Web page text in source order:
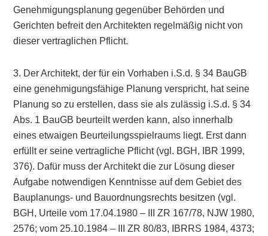
Genehmigungsplanung gegenüber Behörden und
Gerichten befreit den Architekten regelmäßig nicht von
dieser vertraglichen Pflicht.
3. Der Architekt, der für ein Vorhaben i.S.d. § 34 BauGB
eine genehmigungsfähige Planung verspricht, hat seine
Planung so zu erstellen, dass sie als zulässig i.S.d. § 34
Abs. 1 BauGB beurteilt werden kann, also innerhalb
eines etwaigen Beurteilungsspielraums liegt. Erst dann
erfüllt er seine vertragliche Pflicht (vgl. BGH, IBR 1999,
376). Dafür muss der Architekt die zur Lösung dieser
Aufgabe notwendigen Kenntnisse auf dem Gebiet des
Bauplanungs- und Bauordnungsrechts besitzen (vgl.
BGH, Urteile vom 17.04.1980 – III ZR 167/78, NJW 1980,
2576; vom 25.10.1984 – III ZR 80/83, IBRRS 1984, 4373;